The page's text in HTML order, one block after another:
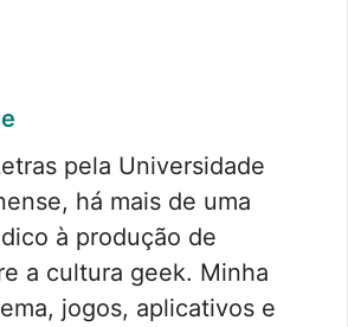
pela Universidade
há mais de uma
à produção de
a cultura geek. Minha
jogos, aplicativos e